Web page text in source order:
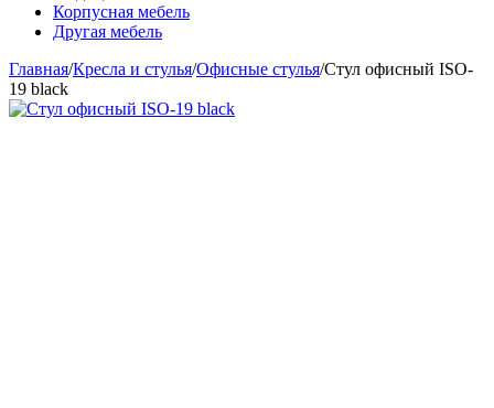
Корпусная мебель
Другая мебель
Главная/Кресла и стулья/Офисные стулья/Стул офисный ISO-
19 black